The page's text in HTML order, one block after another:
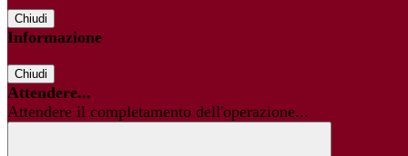
Chiudi
Informazione
Chiudi
Attendere...
Attendere il completamento dell'operazione...